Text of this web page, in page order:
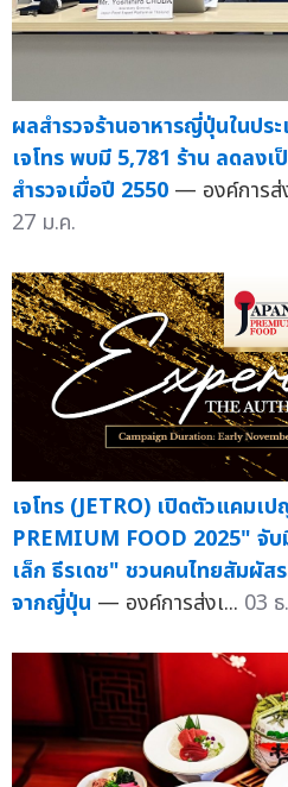
ผลสำรวจร้านอาหารญี่ปุ่นในปร
เจโทร พบมี 5,781 ร้าน ลดลง
สำรวจเมื่อปี 2550 — องค์การส่
27 ม.ค.
เจโทร (JETRO) เปิดตัวแคมเ
PREMIUM FOOD 2025" จั
เล็ก ธีรเดช" ชวนคนไทยสัมผั
จากญี่ปุ่น — องค์การส่งเ... 03